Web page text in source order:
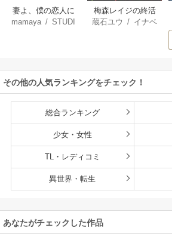
妻よ、僕の恋人に
なってくれません
mamaya /STUDI
梅森レイジの終活
蔵石ユウ / イナベ
その他の人気ランキングをチェック！
総合ランキング
少女・女性
TL・レディコミ
異世界・転生
あなたがチェックした作品